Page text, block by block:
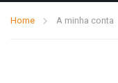
Home A minha conta